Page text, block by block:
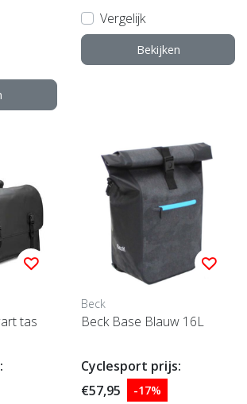
Vergelijk
Bekijken
tas
Beck
Beck Base Blauw 16L
Cyclesport prijs:
€57,95
-17%